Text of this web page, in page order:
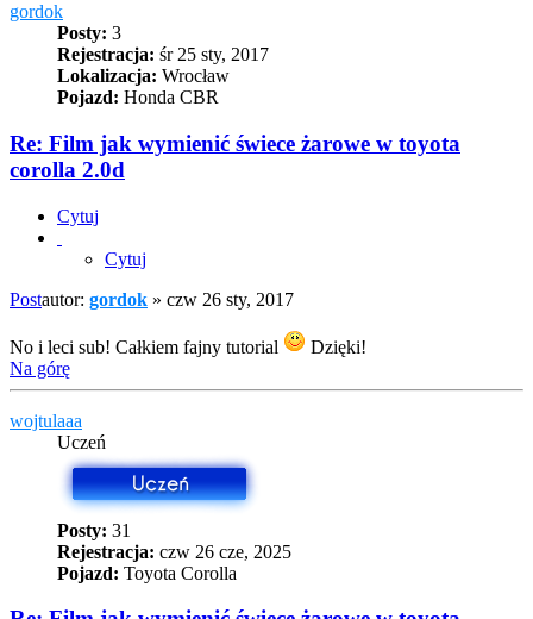
gordok
Posty: 3
Rejestracja: śr 25 sty, 2017
Lokalizacja: Wrocław
Pojazd: Honda CBR
Re: Film jak wymienić świece żarowe w toyota
corolla 2.0d
Cytuj
Cytuj
Postautor: gordok » czw 26 sty, 2017
No i leci sub! Całkiem fajny tutorial
Dzięki!
Na górę
wojtulaaa
Uczeń
Posty: 31
Rejestracja: czw 26 cze, 2025
Pojazd: Toyota Corolla